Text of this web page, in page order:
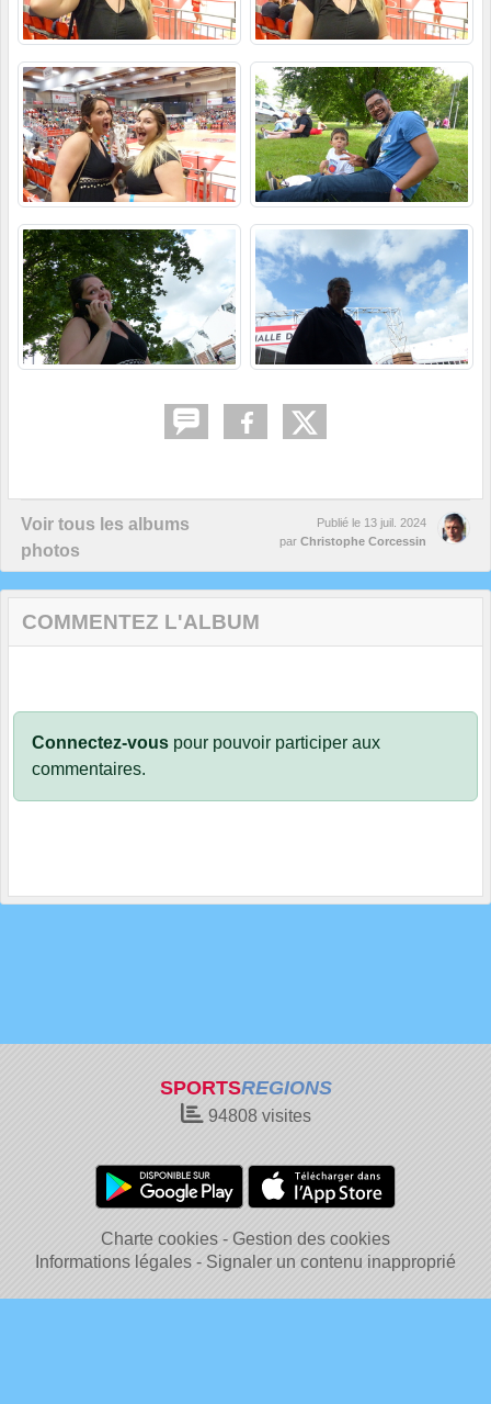
Voir tous les albums
photos
Publié le 13 juil. 2024
par Christophe Corcessin
COMMENTEZ L'ALBUM
Connectez-vous pour pouvoir participer aux
commentaires.
SPORTSREGIONS
94808visites
Charte cookies
Gestion des cookies
Informations légales
Signaler un contenu inapproprié